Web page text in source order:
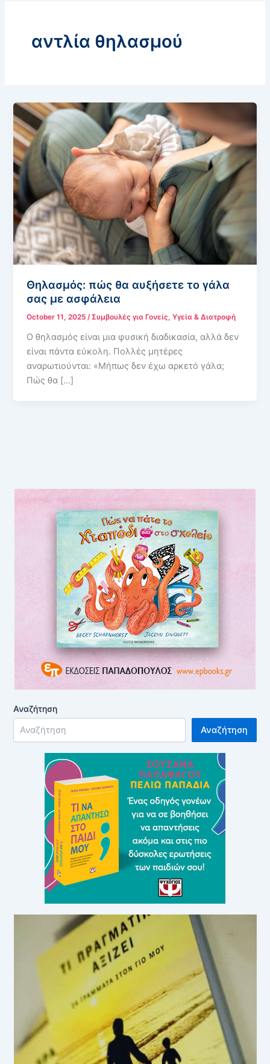
αντλία θηλασμού
Θηλασμός: πώς θα αυξήσετε το γάλα
σας με ασφάλεια
October 11, 2025/Συμβουλές για Γονείς,Υγεία & Διατροφή
Ο θηλασμός είναι μια φυσική διαδικασία, αλλά δεν
είναι πάντα εύκολη. Πολλές μητέρες
αναρωτιούνται: «Μήπως δεν έχω αρκετό γάλα;
Πώς θα […]
Αναζήτηση
Αναζήτηση